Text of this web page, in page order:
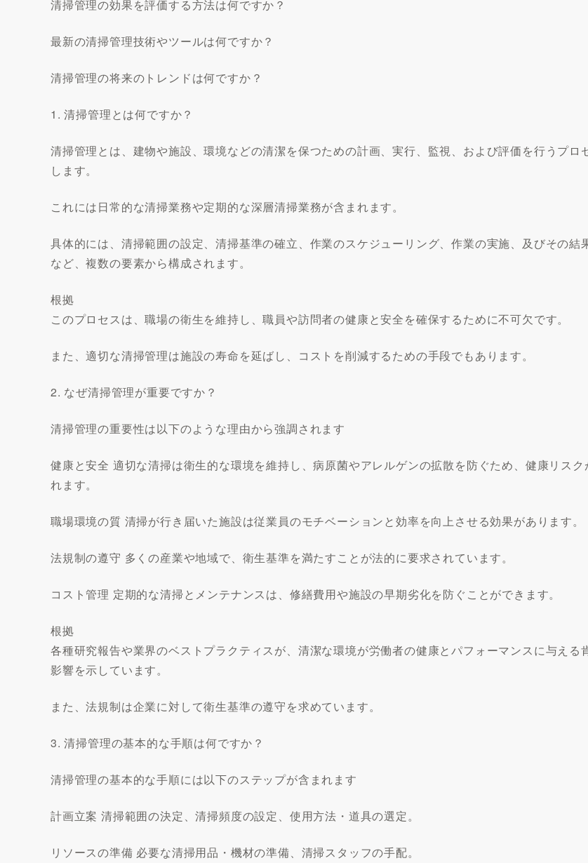
清掃管理の効果を評価する方法は何ですか？
最新の清掃管理技術やツールは何ですか？
清掃管理の将来のトレンドは何ですか？
1. 清掃管理とは何ですか？
清掃管理とは、建物や施設、環境などの清潔を保つための計画、実行、監視、および評価を行うプロ
します。
これには日常的な清掃業務や定期的な深層清掃業務が含まれます。
具体的には、清掃範囲の設定、清掃基準の確立、作業のスケジューリング、作業の実施、及びその結
など、複数の要素から構成されます。
根拠
このプロセスは、職場の衛生を維持し、職員や訪問者の健康と安全を確保するために不可欠です。
また、適切な清掃管理は施設の寿命を延ばし、コストを削減するための手段でもあります。
2. なぜ清掃管理が重要ですか？
清掃管理の重要性は以下のような理由から強調されます
健康と安全 適切な清掃は衛生的な環境を維持し、病原菌やアレルゲンの拡散を防ぐため、健康リスク
れます。
職場環境の質 清掃が行き届いた施設は従業員のモチベーションと効率を向上させる効果があります。
法規制の遵守 多くの産業や地域で、衛生基準を満たすことが法的に要求されています。
コスト管理 定期的な清掃とメンテナンスは、修繕費用や施設の早期劣化を防ぐことができます。
根拠
各種研究報告や業界のベストプラクティスが、清潔な環境が労働者の健康とパフォーマンスに与える
影響を示しています。
また、法規制は企業に対して衛生基準の遵守を求めています。
3. 清掃管理の基本的な手順は何ですか？
清掃管理の基本的な手順には以下のステップが含まれます
計画立案 清掃範囲の決定、清掃頻度の設定、使用方法・道具の選定。
リソースの準備 必要な清掃用品・機材の準備、清掃スタッフの手配。